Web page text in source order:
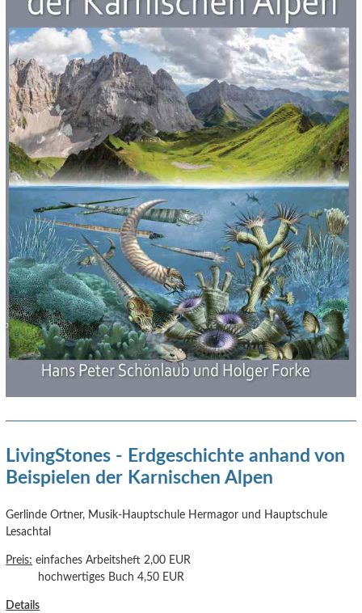
LivingStones - Erdgeschichte anhand von
Beispielen der Karnischen Alpen
Gerlinde Ortner, Musik-Hauptschule Hermagor und Hauptschule
Lesachtal
Preis: einfaches Arbeitsheft 2,00 EUR
hochwertiges Buch 4,50 EUR
Details